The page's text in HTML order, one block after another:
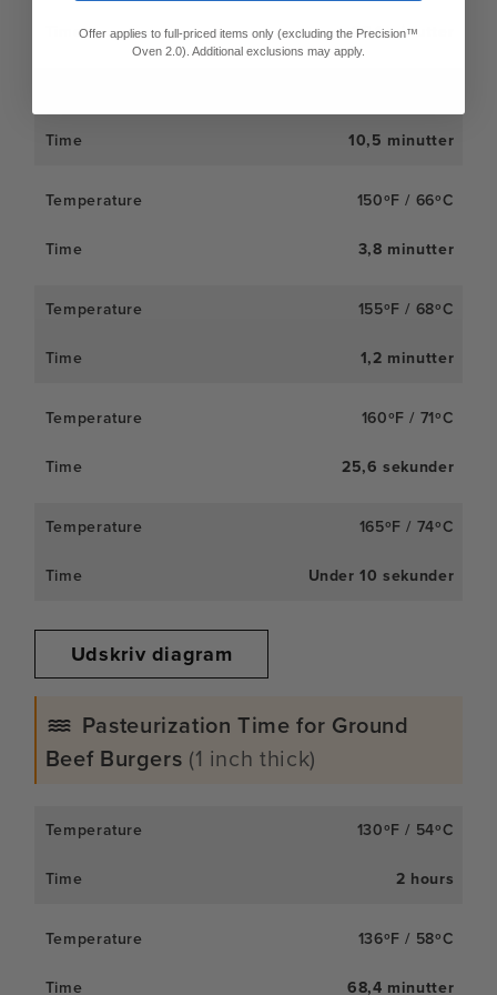
28,1 minutter
10,5 minutter
150ºF / 66ºC
3,8 minutter
155ºF / 68ºC
1,2 minutter
160ºF / 71ºC
25,6 sekunder
165ºF / 74ºC
Under 10 sekunder
Udskriv diagram
Pasteurization Time for Ground
Beef Burgers (1 inch thick)
130ºF / 54ºC
2 hours
136ºF / 58ºC
68,4 minutter
Offer applies to full-priced items only (excluding the Precision™
Oven 2.0). Additional exclusions may apply.